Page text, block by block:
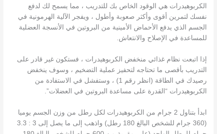
الكربوهيدرات هي الوقود الخاص بك للتدريب ، مما يسمح لك لدفع
نفسك لتمرين أقوى وأكثر صعوبة وأطول ، ويفجر الآلية الهرمونية في
الجسم الذي يدفع الأحماض الأمينية من البروتين في الأنسجة العضلية
للمساعدة في الإصلاح والانتعاش.
إذا اتبعت نظام غذائي منخفض الكربوهيدرات ، فستكون غير قادر على
التدريب بأقصى ما تحتاجه لتحفيز عملية التضخيم ، وسوف ينخفض ​​
رصيدك في الطاقة (انظر رقم 1) ، وستفشل في الاستفادة من
الكربوهيدرات “ القدرة على مساعدة البروتين في العضلات”.
ابدأ بتناول 2 جرام من الكربوهيدرات لكل رطل من وزن الجسم يوميا
(360 جرام ​​للشخص البالغ 180 رطل) واذهب إلى ما يصل إلى 3 : 3.3